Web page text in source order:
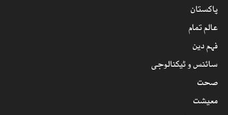
پاکستان
عالم تمام
فہم دین
سائنس و ٹیکنالوجی
صحت
معیشت